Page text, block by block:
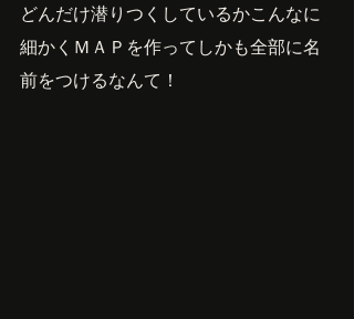
どんだけ潜りつくしているかこんなに
細かくＭＡＰを作ってしかも全部に名
前をつけるなんて！